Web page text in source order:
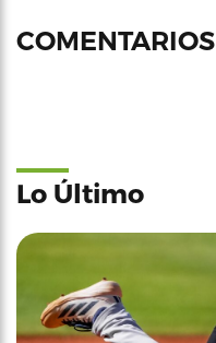
COMENTARIOS
Lo Último